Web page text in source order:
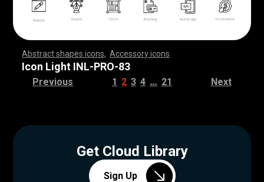
Abstract shapes icons ,Accessory icons
,,,,,,,,,,,,,,,,,,,,,,,, ,,,,,,,,,,,,,,,,,,
,,,,,,,,,,,,,,,,,,,,,,,, ,,,,,,,,,,,,,,,,,,
,,,,,,,,,,,,,,,,,,,,,,,, ,,,,,,,,,,,,,,,,,,
,,,,,,,,,,,,,,,,,,,,,,,, ,,,,,,,,,,,,,,,,,,
Icon Light INL-PRO-83
Previous 1 2 3 4 … 21 Next
Get Cloud Library
Sign Up